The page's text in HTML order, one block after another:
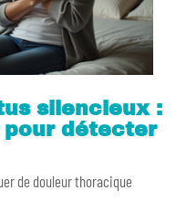
silencieux :
pour détecter
de douleur thoracique